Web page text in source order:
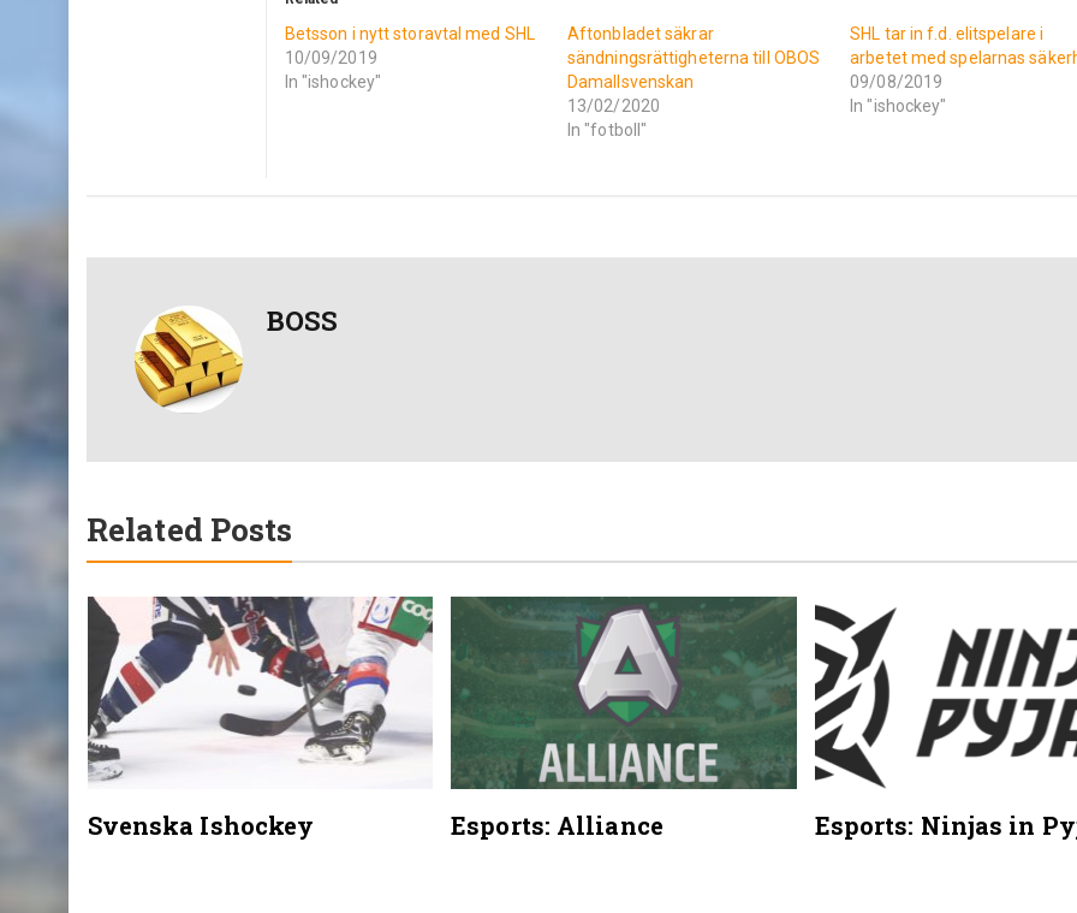
Betsson i nytt storavtal med SHL
10/09/2019
In "ishockey"
Aftonbladet säkrar
sändningsrättigheterna till OBOS
Damallsvenskan
13/02/2020
In "fotboll"
SHL tar in f.d. elitspelare i
arbetet med spelarnas
09/08/2019
In "ishockey"
BOSS
Related Posts
Svenska Ishockey Esports: Alliance Esports: Ninjas in